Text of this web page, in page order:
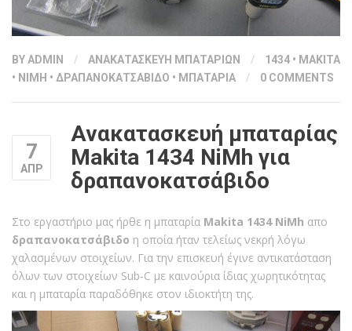
BYADMIN / ΑΝΑΚΑΤΑΣΚΕΥΗ ΜΠΑΤΑΡΙΩΝ / 1434 • MAKITA
• NIMH • ΔΡΑΠΑΝΟΚΑΤΣΑΒΙΔΟ • ΜΠΑΤΑΡΙΑ / 0 COMMENTS
7
ΑΠΡ
Ανακατασκευή μπαταρίας
Makita 1434 NiMh για
δραπανοκατσάβιδο
Στο εργαστήριο μας ήρθε η μπαταρία Makita 1434 NiMh απο
δραπανοκατσάβιδο η οποία ήταν τελείως νεκρή λόγω
χαλασμένων στοιχείων. Για την επισκευή έγινε αντικατάσταση
όλων των στοιχείων Sub-C με καινούρια ίδιας χωρητικότητας
και η μπαταρία παραδόθηκε στον ιδιοκτήτη της.